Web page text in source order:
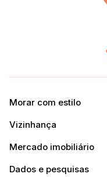
Morar com estilo
Vizinhança
Mercado imobiliário
Dados e pesquisas